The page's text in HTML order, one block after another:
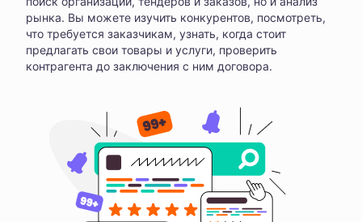
рынка. Вы можете изучить конкурентов, посмотреть,
что требуется заказчикам, узнать, когда стоит
предлагать свои товары и услуги, проверить
контрагента до заключения с ним договора.